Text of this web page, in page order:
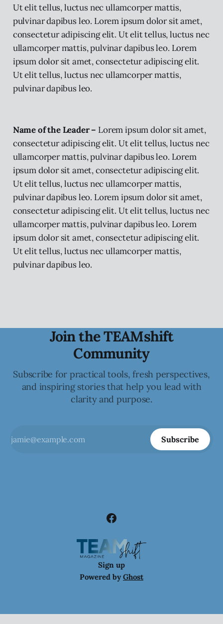
Ut elit tellus, luctus nec ullamcorper mattis,
pulvinar dapibus leo. Lorem ipsum dolor sit amet,
consectetur adipiscing elit. Ut elit tellus, luctus nec
ullamcorper mattis, pulvinar dapibus leo. Lorem
ipsum dolor sit amet, consectetur adipiscing elit.
Ut elit tellus, luctus nec ullamcorper mattis,
pulvinar dapibus leo.
Name of the Leader – Lorem ipsum dolor sit amet,
consectetur adipiscing elit. Ut elit tellus, luctus nec
ullamcorper mattis, pulvinar dapibus leo. Lorem
ipsum dolor sit amet, consectetur adipiscing elit.
Ut elit tellus, luctus nec ullamcorper mattis,
pulvinar dapibus leo. Lorem ipsum dolor sit amet,
consectetur adipiscing elit. Ut elit tellus, luctus nec
ullamcorper mattis, pulvinar dapibus leo. Lorem
ipsum dolor sit amet, consectetur adipiscing elit.
Ut elit tellus, luctus nec ullamcorper mattis,
pulvinar dapibus leo.
Join the TEAMshift
Community
Subscribe for practical tools, fresh perspectives,
and inspiring stories that help you lead with
clarity and purpose.
Subscribe
Sign up
Powered by Ghost